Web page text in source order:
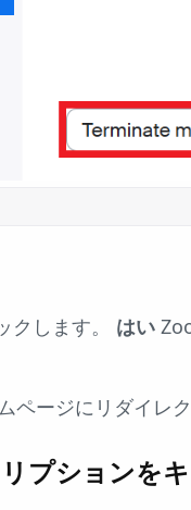
クします。 はい
ージにリダイレク
プションを